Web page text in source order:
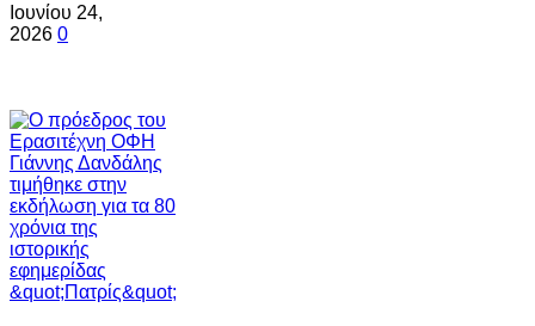
Ιουνίου 24,
2026 0